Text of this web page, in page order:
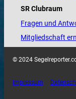
SR Clubraum
Fragen und
Mitgliedschaft
© 2024
Impressum